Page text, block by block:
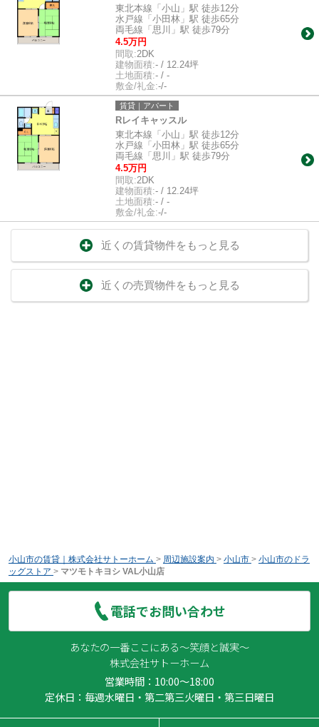
東北本線「小山」駅 徒歩12分
水戸線「小田林」駅 徒歩65分
両毛線「思川」駅 徒歩79分
4.5万円
間取:2DK
建物面積:- / 12.24坪
土地面積:- / -
敷金/礼金:-/-
賃貸｜アパート
Rレイキャッスル
東北本線「小山」駅 徒歩12分
水戸線「小田林」駅 徒歩65分
両毛線「思川」駅 徒歩79分
4.5万円
間取:2DK
建物面積:- / 12.24坪
土地面積:- / -
敷金/礼金:-/-
近くの賃貸物件をもっと見る
近くの売買物件をもっと見る
小山市の賃貸｜株式会社サトーホーム > 周辺施設案内 > 小山市 > 小山市のドラ
ッグストア > マツモトキヨシ VAL小山店
電話でお問い合わせ
あなたの一番ここにある～笑顔と誠実～
株式会社サトーホーム
営業時間：10:00～18:00
定休日：毎週水曜日・第二第三火曜日・第三日曜日